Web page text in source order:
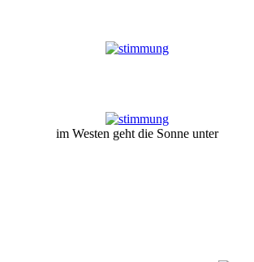
im Westen geht die Sonne unter